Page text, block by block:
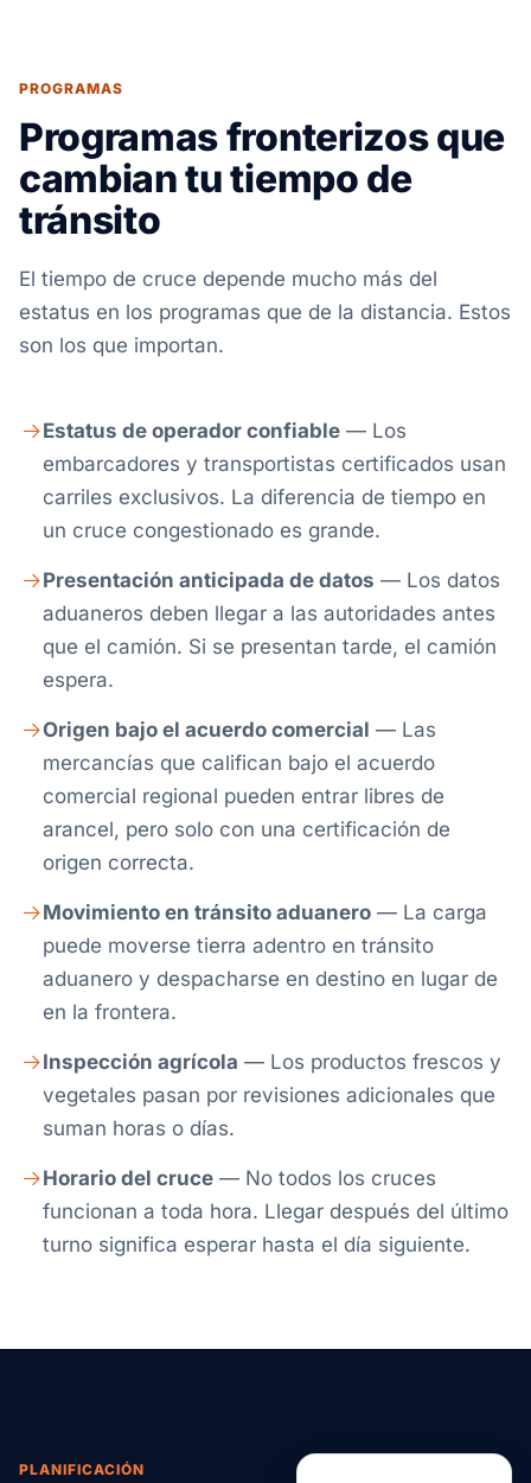
PROGRAMAS
Programas fronterizos que
cambian tu tiempo de
tránsito
El tiempo de cruce depende mucho más del
estatus en los programas que de la distancia. Estos
son los que importan.
Estatus de operador confiable — Los
embarcadores y transportistas certificados usan
carriles exclusivos. La diferencia de tiempo en
un cruce congestionado es grande.
Presentación anticipada de datos — Los datos
aduaneros deben llegar a las autoridades antes
que el camión. Si se presentan tarde, el camión
espera.
Origen bajo el acuerdo comercial — Las
mercancías que califican bajo el acuerdo
comercial regional pueden entrar libres de
arancel, pero solo con una certificación de
origen correcta.
Movimiento en tránsito aduanero — La carga
puede moverse tierra adentro en tránsito
aduanero y despacharse en destino en lugar de
en la frontera.
Inspección agrícola — Los productos frescos y
vegetales pasan por revisiones adicionales que
suman horas o días.
Horario del cruce — No todos los cruces
funcionan a toda hora. Llegar después del último
turno significa esperar hasta el día siguiente.
PLANIFICACIÓN